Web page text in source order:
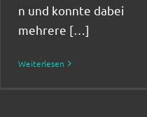
n und konnte dabei
mehrere […]
Weiterlesen